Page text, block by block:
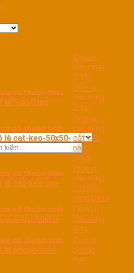
Dịch vụ
cầu nâng
1 trụ
Dịch vụ
cầu nâng
2 trụ
Dịch vụ
cầu nâng
cắt kéo
nâng
bụng
Dịch vụ
cầu nâng
cắt kéo
nâng bánh
Dịch vụ
cầu nâng
4 trụ
Dịch vụ
phòng
sơn